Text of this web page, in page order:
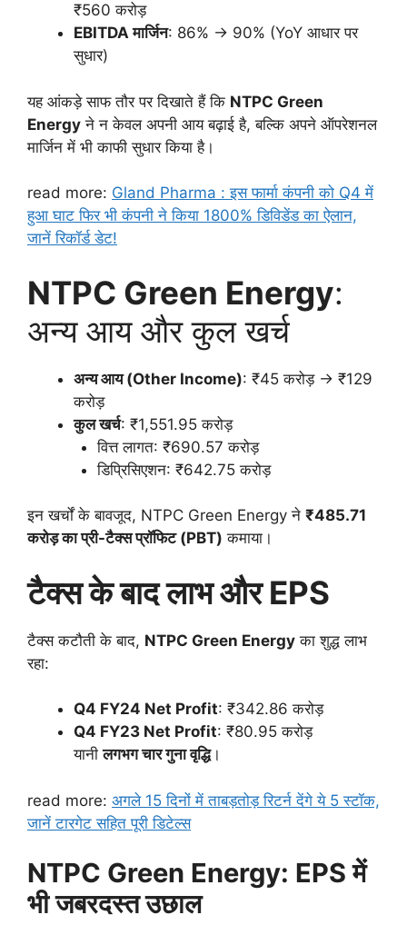
₹560 करोड़
EBITDA मार्जिन: 86% → 90% (YoY आधार पर
सुधार)
यह आंकड़े साफ तौर पर दिखाते हैं कि NTPC Green
Energy ने न केवल अपनी आय बढ़ाई है, बल्कि अपने ऑपरेशनल
मार्जिन में भी काफी सुधार किया है।
read more: Gland Pharma : इस फार्मा कंपनी को Q4 में
हुआ घाट फिर भी कंपनी ने किया 1800% डिविडेंड का ऐलान,
जानें रिकॉर्ड डेट!
NTPC Green Energy:
अन्य आय और कुल खर्च
अन्य आय (Other Income): ₹45 करोड़ → ₹129
करोड़
कुल खर्च: ₹1,551.95 करोड़
वित्त लागत: ₹690.57 करोड़
डिप्रिसिएशन: ₹642.75 करोड़
इन खर्चों के बावजूद, NTPC Green Energy ने ₹485.71
करोड़ का प्री-टैक्स प्रॉफिट (PBT) कमाया।
टैक्स के बाद लाभ और EPS
टैक्स कटौती के बाद, NTPC Green Energy का शुद्ध लाभ
रहा:
Q4 FY24 Net Profit: ₹342.86 करोड़
Q4 FY23 Net Profit: ₹80.95 करोड़
यानीलगभग चार गुना वृद्धि।
read more: अगले 15 दिनों में ताबड़तोड़ रिटर्न देंगे ये 5 स्टॉक,
जानें टारगेट सहित पूरी डिटेल्स
NTPC Green Energy: EPS में
भी जबरदस्त उछाल